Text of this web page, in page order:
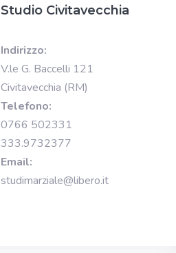
Studio Civitavecchia
Indirizzo:
V.le G. Baccelli 121
Civitavecchia (RM)
Telefono:
0766 502331
333.9732377
Email:
studimarziale@libero.it